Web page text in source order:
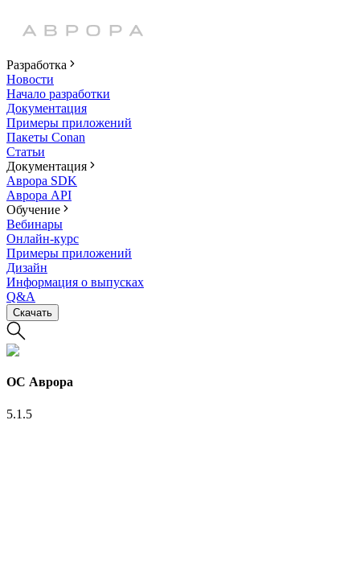
Разработка
Новости
Начало разработки
Документация
Примеры приложений
Пакеты Conan
Статьи
Документация
Аврора SDK
Аврора API
Обучение
Вебинары
Онлайн-курс
Примеры приложений
Дизайн
Информация о выпусках
Q&A
Скачать
ОС Аврора
5.1.5